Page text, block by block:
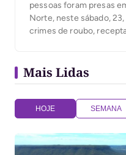
pessoas foram presas
Norte, neste sábado,
crimes de roubo,
que quatro homens
região em […]
Mais Lidas
HOJE SEMANA